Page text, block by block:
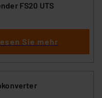
FS20 UTS
Sie mehr